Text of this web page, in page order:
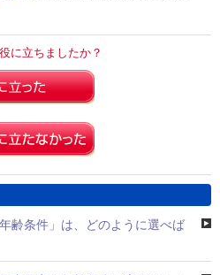
に立ちましたか？
齢条件」は、どのように選べば